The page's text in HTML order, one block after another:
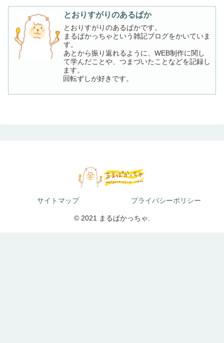
とおりすがりのあるぱか
とおりすがりのあるぱかです。
まるぱかっちゃという雑記ブログをかいていま
す。
あとから振り返れるように、WEB制作に関し
て学んだことや、つまづいたことなどを記録し
ます。
回転ずしが好きです。
サイトマップ プライバシーポリシー
© 2021 まるぱかっちゃ.